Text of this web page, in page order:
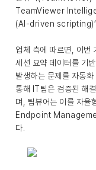
TeamViewer
(AI-driven scripting)’
업체 측에 따르면, 이번
세션 요약 데이터를 기
발생하는 문제를 자동
통해 IT팀은 검증된 해
며, 팀뷰어는 이를 자
Endpoint
다.